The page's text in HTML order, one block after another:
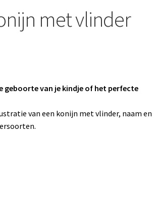
met vlinder
geboorte van je kindje of het perfecte
van een konijn met vlinder, naam en